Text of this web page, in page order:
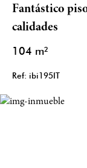
Fantástico
calidades
104 m²
Ref: ibi195IT